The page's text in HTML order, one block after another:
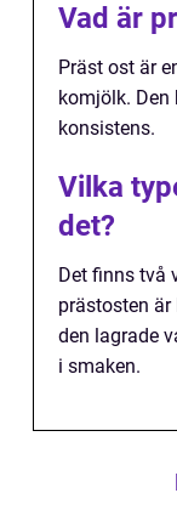
Vad är
Präst ost är
komjölk. Den
konsistens.
Vilka
det?
Det finns två
prästosten är
den lagrade
i smaken.